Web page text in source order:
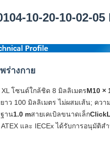
10-20-10-02-
ร่างกาย
XL โซนด์ใกล้ชิด 8 มิลลิเมตรM10 ×
าว 100 มิลลิเมตร ไม่ผสมเส้น; ควา
าน1.0 mสายเคเบิลขนาดเล็ก
ATEX และ IECEx ได้รับการอนุมัติ